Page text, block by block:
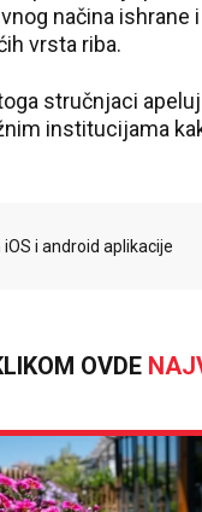
načina
vrsta riba.
stručnjaci
institucijama
i android aplikacije
OVDE